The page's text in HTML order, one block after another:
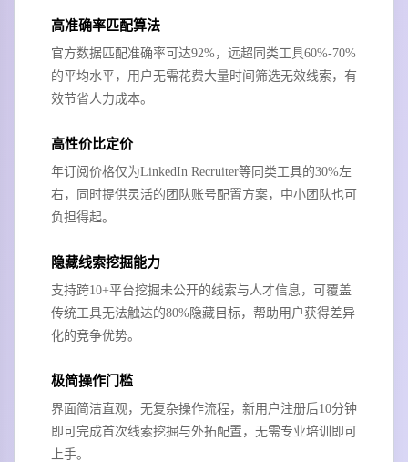
高准确率匹配算法
官方数据匹配准确率可达92%，远超同类工具60%-70%
的平均水平，用户无需花费大量时间筛选无效线索，有
效节省人力成本。
高性价比定价
年订阅价格仅为LinkedIn Recruiter等同类工具的30%左
右，同时提供灵活的团队账号配置方案，中小团队也可
负担得起。
隐藏线索挖掘能力
支持跨10+平台挖掘未公开的线索与人才信息，可覆盖
传统工具无法触达的80%隐藏目标，帮助用户获得差异
化的竞争优势。
极简操作门槛
界面简洁直观，无复杂操作流程，新用户注册后10分钟
即可完成首次线索挖掘与外拓配置，无需专业培训即可
上手。